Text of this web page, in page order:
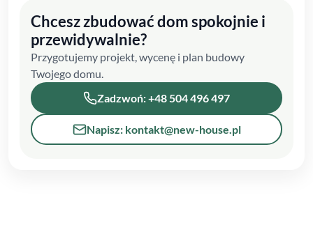
Chcesz zbudować dom spokojnie i
przewidywalnie?
Przygotujemy projekt, wycenę i plan budowy
Twojego domu.
Zadzwoń: +48 504 496 497
Napisz: kontakt@new-house.pl